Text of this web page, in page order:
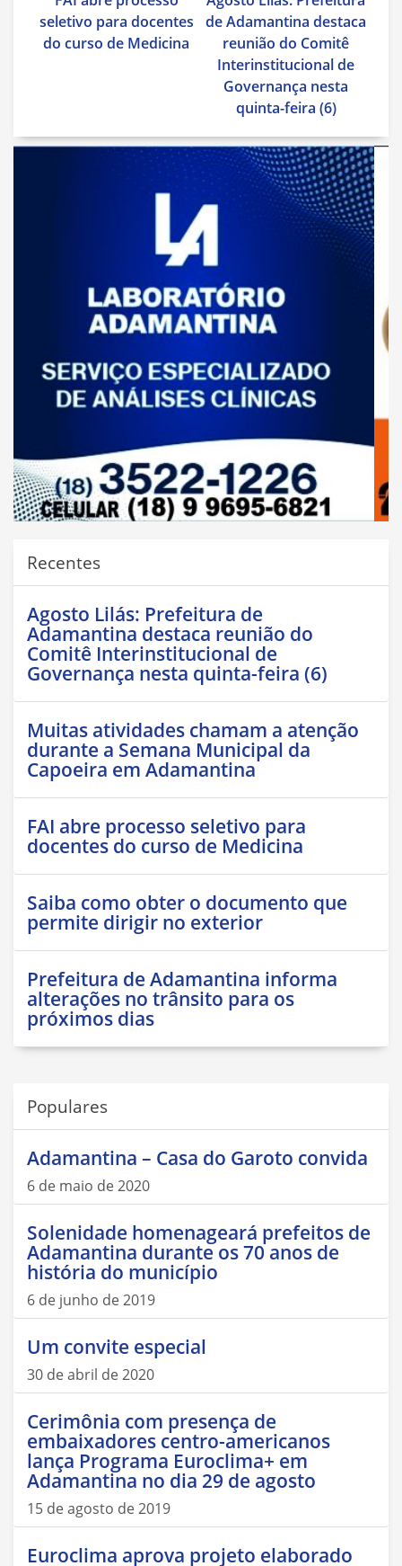
de
Post
seletivo para docentes
do curso de Medicina
de Adamantina destaca
reunião do Comitê
Interinstitucional de
Governança nesta
quinta-feira (6)
Recentes
Agosto Lilás: Prefeitura de
Adamantina destaca reunião do
Comitê Interinstitucional de
Governança nesta quinta-feira (6)
Muitas atividades chamam a atenção
durante a Semana Municipal da
Capoeira em Adamantina
FAI abre processo seletivo para
docentes do curso de Medicina
Saiba como obter o documento que
permite dirigir no exterior
Prefeitura de Adamantina informa
alterações no trânsito para os
próximos dias
Populares
Adamantina – Casa do Garoto convida
6 de maio de 2020
Solenidade homenageará prefeitos de
Adamantina durante os 70 anos de
história do município
6 de junho de 2019
Um convite especial
30 de abril de 2020
Cerimônia com presença de
embaixadores centro-americanos
lança Programa Euroclima+ em
Adamantina no dia 29 de agosto
15 de agosto de 2019
Euroclima aprova projeto elaborado